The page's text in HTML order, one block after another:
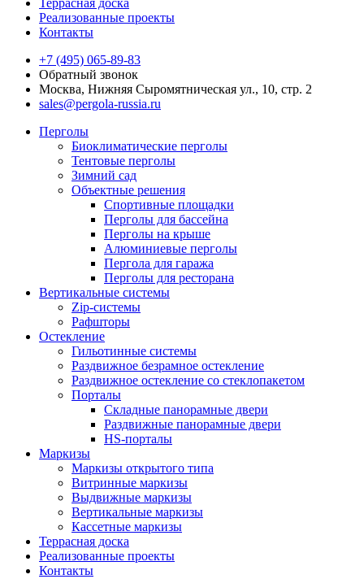
Террасная доска
Реализованные проекты
Контакты
+7 (495) 065-89-83
Обратный звонок
Москва, Нижняя Сыромятническая ул., 10, стр. 2
sales@pergola-russia.ru
Перголы
Биоклиматические перголы
Тентовые перголы
Зимний сад
Объектные решения
Спортивные площадки
Перголы для бассейна
Перголы на крыше
Алюминиевые перголы
Пергола для гаража
Перголы для ресторана
Вертикальные системы
Zip-системы
Рафшторы
Остекление
Гильотинные системы
Раздвижное безрамное остекление
Раздвижное остекление со стеклопакетом
Порталы
Складные панорамные двери
Раздвижные панорамные двери
HS-порталы
Маркизы
Маркизы открытого типа
Витринные маркизы
Выдвижные маркизы
Вертикальные маркизы
Кассетные маркизы
Террасная доска
Реализованные проекты
Контакты